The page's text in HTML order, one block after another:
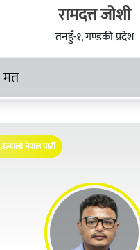
रामदत्त जोशी
तनहुँ-१, गण्डकी प्रदेश
मत
उज्यालो नेपाल पार्टी